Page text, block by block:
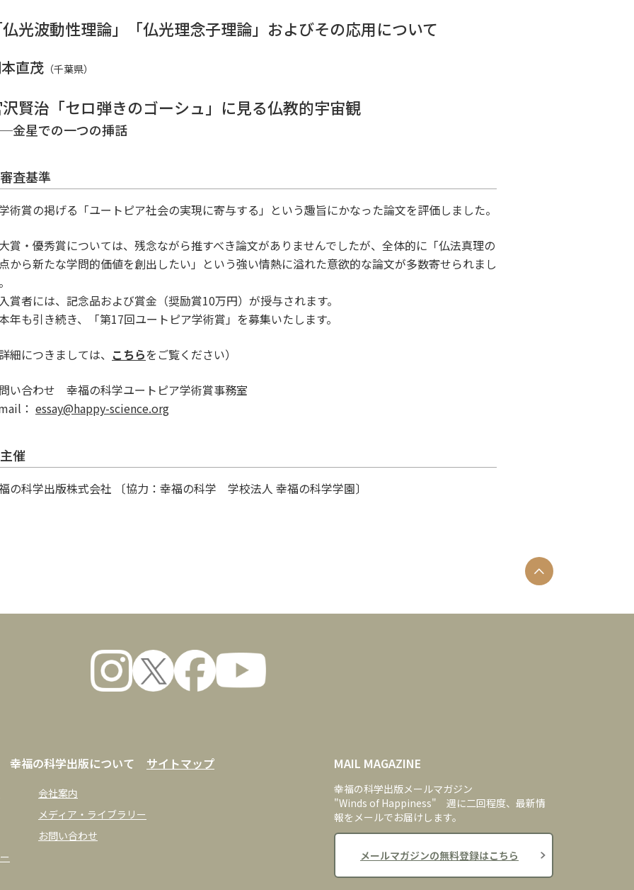
仏光波動性理論」「仏光理念子理論」およびその応用について
直茂 （千葉県）
賢治「セロ弾きのゴーシュ」に見る仏教的宇宙観
星での一つの挿話
審査基準
術賞の掲げる「ユートピア社会の実現に寄与する」という趣旨にかなった論文を評価しました。
賞・優秀賞については、残念ながら推すべき論文がありませんでしたが、全体的に「仏法真理の
から新たな学問的価値を創出したい」という強い情熱に溢れた意欲的な論文が多数寄せられまし
賞者には、記念品および賞金（奨励賞10万円）が授与されます。
年も引き続き、「第17回ユートピア学術賞」を募集いたします。
詳細につきましては、 こちらをご覧ください）
い合わせ 幸福の科学ユートピア学術賞事務室
： essay@happy-science.org
主催
の科学出版株式会社 〔協力：幸福の科学 学校法人 幸福の科学学園〕
幸福の科学出版について
会社案内
メディア・ライブラリー
お問い合わせ
サイトマップ MAIL MAGAZINE
幸福の科学出版メールマガジン
"Winds of Happiness" 週に二回程度、最新情
報をメールでお届けします。
メールマガジンの無料登録はこちら